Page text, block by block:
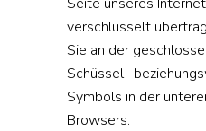
verschlüsselt
Sie an der
Schüssel-
Symbols in der
Browsers.